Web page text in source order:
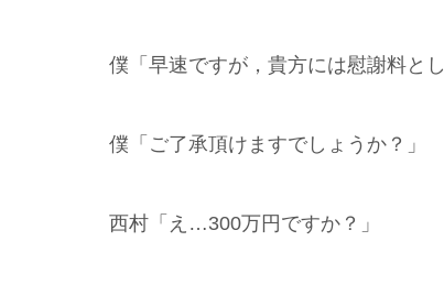
僕「早速ですが，貴方には慰謝料と
僕「ご了承頂けますでしょうか？」
西村「え…300万円ですか？」